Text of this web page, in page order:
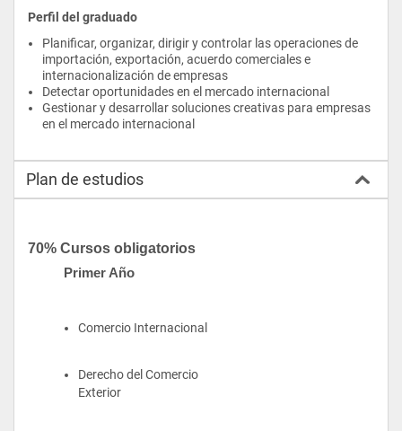
Perfil del graduado
Planificar, organizar, dirigir y controlar las operaciones de
importación, exportación, acuerdo comerciales e
internacionalización de empresas
Detectar oportunidades en el mercado internacional
Gestionar y desarrollar soluciones creativas para empresas
en el mercado internacional
Plan de estudios
70% Cursos obligatorios
Primer Año
Comercio Internacional
Derecho del Comercio
Exterior